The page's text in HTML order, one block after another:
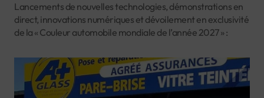
Lancements de nouvelles technologies, démonstrations en
direct, innovations numériques et dévoilement en exclusivité
de la « Couleur automobile mondiale de l’année 2027 » :